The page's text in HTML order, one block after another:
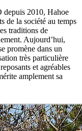
depuis 2010, Hahoe
de la société au temps
traditions de
Aujourd’hui,
promène dans un
très particulière
et agréables
amplement sa